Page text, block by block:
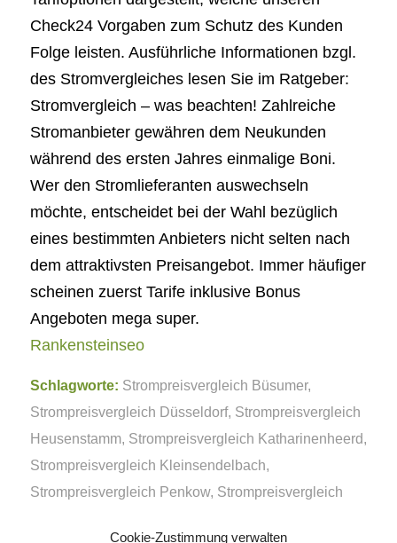
Cookie-Zustimmung verwalten
Check24 Vorgaben zum Schutz des Kunden
Folge leisten. Ausführliche Informationen bzgl.
des Stromvergleiches lesen Sie im Ratgeber:
Stromvergleich – was beachten! Zahlreiche
Stromanbieter gewähren dem Neukunden
während des ersten Jahres einmalige Boni.
Wer den Stromlieferanten auswechseln
möchte, entscheidet bei der Wahl bezüglich
eines bestimmten Anbieters nicht selten nach
dem attraktivsten Preisangebot. Immer häufiger
scheinen zuerst Tarife inklusive Bonus
Angeboten mega super.
Rankensteinseo
Schlagworte: Strompreisvergleich Büsumer,
Strompreisvergleich Düsseldorf, Strompreisvergleich
Heusenstamm, Strompreisvergleich Katharinenheerd,
Strompreisvergleich Kleinsendelbach,
Strompreisvergleich Penkow, Strompreisvergleich